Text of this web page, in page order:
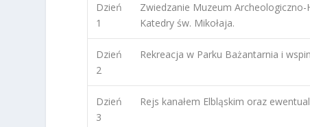
Dzień
1
Zwiedzanie Muzeum
Katedry św. Mikołaja.
Dzień
2
Rekreacja w Parku Bażantarnia i
Dzień
3
Rejs kanałem Elbląskim oraz